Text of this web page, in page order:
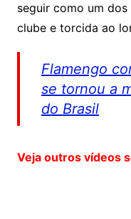
seguir como um
clube e torcida ao
Flamengo
se tornou a
do Brasil
Veja outros vídeos